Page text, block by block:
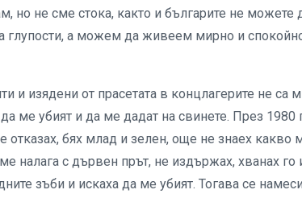
но не сме стока, както и българите не можете
глупости, а можем да живеем мирно и
и изядени от прасетата в концлагерите не са
ме убият и да ме дадат на свинете. През 1980
бях млад и зелен, още не знаех какво
налага с дървен прът, не издържах, хванах го
зъби и искаха да ме убият. Тогава се